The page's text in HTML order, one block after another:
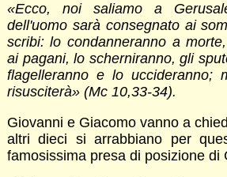
«Ecco, noi saliamo a
dell'uomo sarà consegnato ai
scribi: lo condanneranno a
ai pagani, lo scherniranno, gli
flagelleranno e lo uccideranno;
risusciterà» (Mc 10,33-34).
Giovanni e Giacomo vanno a
altri dieci si arrabbiano per
famosissima presa di posizione di